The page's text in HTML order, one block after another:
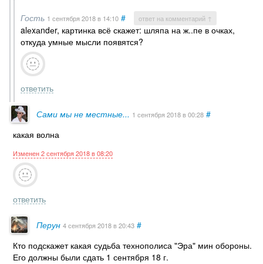
Гость 1 сентября 2018в 14:10 # ответ на комментарий ↑
alеxаndеr, картинка всё скажет: шляпа на ж..пе в очках,
откуда умные мысли появятся?
ответить
Сами мы не местные... 1 сентября 2018в 00:28 #
какая волна
Изменен 2 сентября 2018 в 08:20
ответить
Перун 4 сентября 2018в 20:43 #
Кто подскажет какая судьба технополиса "Эра" мин обороны.
Его должны были сдать 1 сентября 18 г.